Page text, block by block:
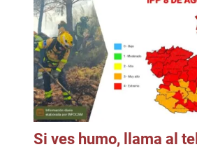
Si ves humo, llama al